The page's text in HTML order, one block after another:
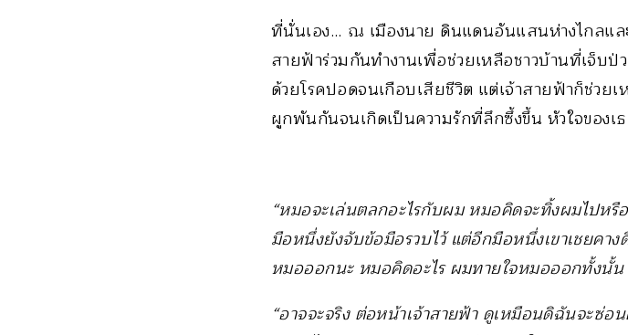
ที่นั่นเอง… ณ เมืองนาย ดินแดนอันแสนห่างไกลแล
สายฟ้าร่วมกันทำงานเพื่อช่วยเหลือชาวบ้านที่เจ็บ
ด้วยโรคปอดจนเกือบเสียชีวิต แต่เจ้าสายฟ้าก็ช่ว
ผูกพันกันจนเกิดเป็นความรักที่ลึกซึ้งขึ้น หัวใจของเ
“หมอจะเล่นตลกอะไรกับผม หมอคิดจะทิ้งผมไปหรื
มือหนึ่งยังจับข้อมือรวบไว้ แต่อีกมือหนึ่งเขาเชยคา
หมอออกนะ หมอคิดอะไร ผมทายใจหมอออกทั้งนั้น
“อาจจะจริง ต่อหน้าเจ้าสายฟ้า ดูเหมือนดิฉันจะซ่อ